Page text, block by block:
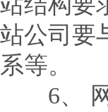
站公司要
系等。
6、 网